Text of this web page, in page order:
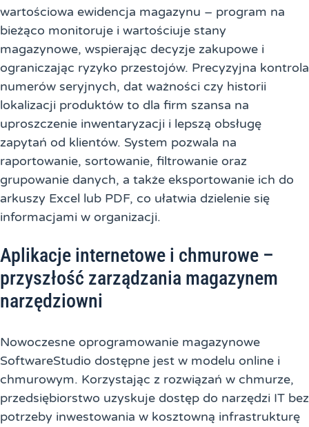
wartościowa ewidencja magazynu – program na
bieżąco monitoruje i wartościuje stany
magazynowe, wspierając decyzje zakupowe i
ograniczając ryzyko przestojów. Precyzyjna kontrola
numerów seryjnych, dat ważności czy historii
lokalizacji produktów to dla firm szansa na
uproszczenie inwentaryzacji i lepszą obsługę
zapytań od klientów. System pozwala na
raportowanie, sortowanie, filtrowanie oraz
grupowanie danych, a także eksportowanie ich do
arkuszy Excel lub PDF, co ułatwia dzielenie się
informacjami w organizacji.
Aplikacje internetowe i chmurowe –
przyszłość zarządzania magazynem
narzędziowni
Nowoczesne oprogramowanie magazynowe
SoftwareStudio dostępne jest w modelu online i
chmurowym. Korzystając z rozwiązań w chmurze,
przedsiębiorstwo uzyskuje dostęp do narzędzi IT bez
potrzeby inwestowania w kosztowną infrastrukturę